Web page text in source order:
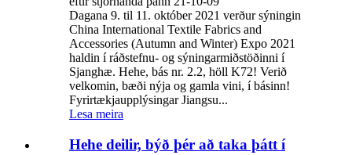
Dagana 9. til 11. október 2021 verður sýningin
China International Textile Fabrics and
Accessories (Autumn and Winter) Expo 2021
haldin í ráðstefnu- og sýningarmiðstöðinni í
Sjanghæ. Hehe, bás nr. 2.2, höll K72! Verið
velkomin, bæði nýja og gamla vini, í básinn!
Fyrirtækjaupplýsingar Jiangsu...
Lesa meira
Hehe deilir, býð þér að taka þátt í